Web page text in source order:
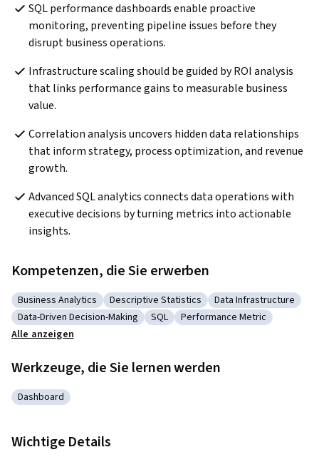
SQL performance dashboards enable proactive
monitoring, preventing pipeline issues before they
disrupt business operations.
Infrastructure scaling should be guided by ROI analysis
that links performance gains to measurable business
value.
Correlation analysis uncovers hidden data relationships
that inform strategy, process optimization, and revenue
growth.
Advanced SQL analytics connects data operations with
executive decisions by turning metrics into actionable
insights.
Kompetenzen, die Sie erwerben
Kategorie: Business Analytics
Business Analytics Kategorie: Descriptive Statistics
Descriptive Statistics Kategorie: Data
Data Infrastructure
Kategorie: Data-Driven Decision-Making
Data-Driven Decision-Making Kategorie: SQL
SQL Kategorie: Performance
Performance Metric
Alle anzeigen
Werkzeuge, die Sie lernen werden
Kategorie: Dashboard
Dashboard
Wichtige Details